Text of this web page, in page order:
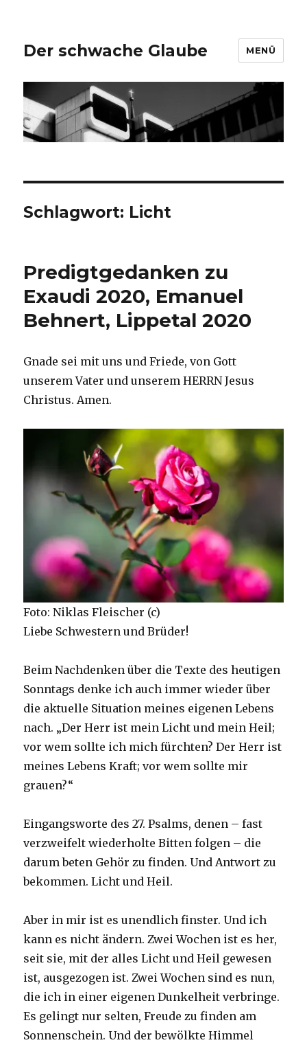
Der schwache Glaube MENÜ
Schlagwort: Licht
Predigtgedanken zu
Exaudi 2020, Emanuel
Behnert, Lippetal 2020
Gnade sei mit uns und Friede, von Gott
unserem Vater und unserem HERRN Jesus
Christus. Amen.
Foto: Niklas Fleischer (c)
Liebe Schwestern und Brüder!
Beim Nachdenken über die Texte des heutigen
Sonntags denke ich auch immer wieder über
die aktuelle Situation meines eigenen Lebens
nach. „Der Herr ist mein Licht und mein Heil;
vor wem sollte ich mich fürchten? Der Herr ist
meines Lebens Kraft; vor wem sollte mir
grauen?“
Eingangsworte des 27. Psalms, denen – fast
verzweifelt wiederholte Bitten folgen – die
darum beten Gehör zu finden. Und Antwort zu
bekommen. Licht und Heil.
Aber in mir ist es unendlich finster. Und ich
kann es nicht ändern. Zwei Wochen ist es her,
seit sie, mit der alles Licht und Heil gewesen
ist, ausgezogen ist. Zwei Wochen sind es nun,
die ich in einer eigenen Dunkelheit verbringe.
Es gelingt nur selten, Freude zu finden am
Sonnenschein. Und der bewölkte Himmel